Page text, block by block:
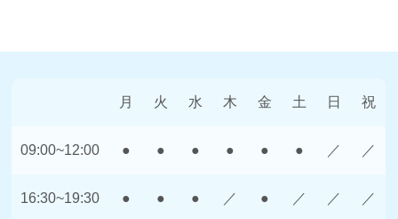
月 火 水 木 金 土 日 祝
09:00~12:00 ● ● ● ● ● ● ／ ／
16:30~19:30 ● ● ● ／ ● ／ ／ ／